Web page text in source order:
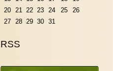
20
21 22 23 24 25
26
27
28 29 30 31
RSS